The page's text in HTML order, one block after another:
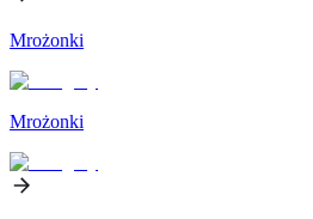
Mrożonki
Mrożonki